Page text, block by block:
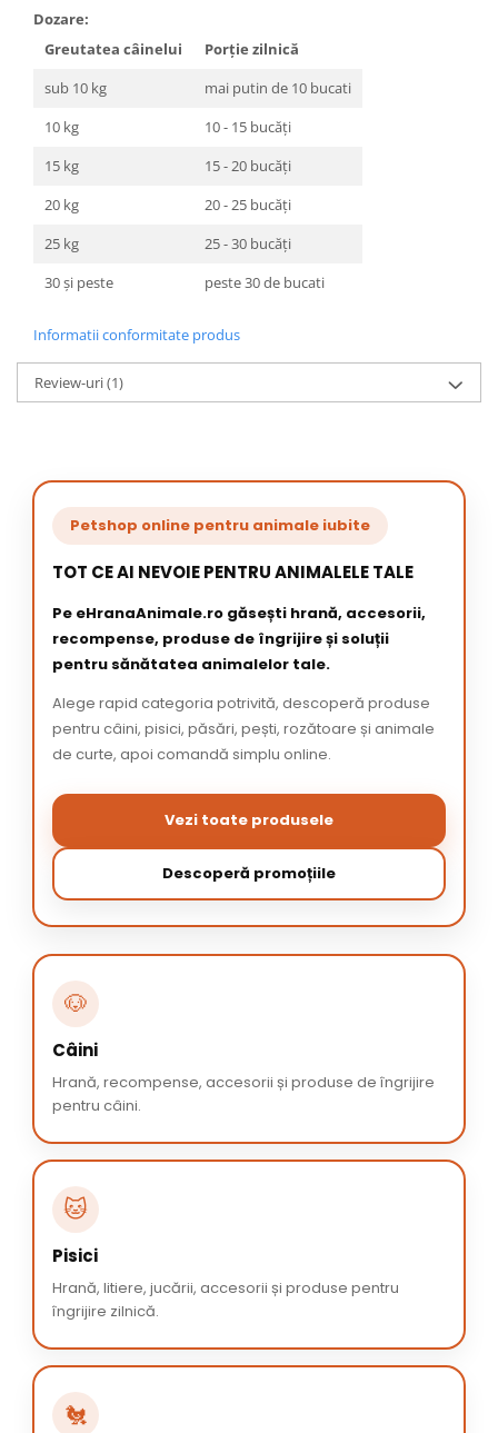
Dozare:
Greutatea câinelui
Porție zilnică
sub 10 kg
mai putin de 10 bucati
10 kg
10 - 15 bucăți
15 kg
15 - 20 bucăți
20 kg
20 - 25 bucăți
25 kg
25 - 30 bucăți
30 și peste
peste 30 de bucati
Informatii conformitate produs
Review-uri(1)
Petshop online pentru animale iubite
TOT CE AI NEVOIE PENTRU ANIMALELE TALE
Pe eHranaAnimale.ro găsești hrană, accesorii,
recompense, produse de îngrijire și soluții
pentru sănătatea animalelor tale.
Alege rapid categoria potrivită, descoperă produse
pentru câini, pisici, păsări, pești, rozătoare și animale
de curte, apoi comandă simplu online.
Vezi toate produsele
Descoperă promoțiile
🐶
Câini
Hrană, recompense, accesorii și produse de îngrijire
pentru câini.
🐱
Pisici
Hrană, litiere, jucării, accesorii și produse pentru
îngrijire zilnică.
🐔